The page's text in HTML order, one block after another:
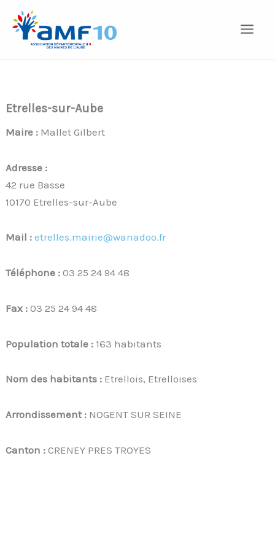
contenu
Etrelles-sur-Aube
Maire : Mallet Gilbert
Adresse :
42 rue Basse
10170 Etrelles-sur-Aube
Mail :etrelles.mairie@wanadoo.fr
Téléphone :03 25 24 94 48
Fax :03 25 24 94 48
Population totale : 163 habitants
Nom des habitants : Etrellois, Etrelloises
Arrondissement : NOGENT SUR SEINE
Canton :CRENEY PRES TROYES